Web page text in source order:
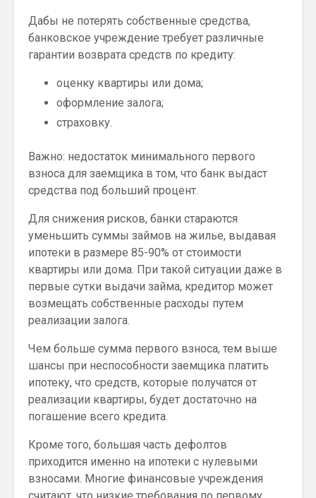
Дабы не потерять собственные средства,
банковское учреждение требует различные
гарантии возврата средств по кредиту:
оценку квартиры или дома;
оформление залога;
страховку.
Важно: недостаток минимального первого
взноса для заемщика в том, что банк выдаст
средства под больший процент.
Для снижения рисков, банки стараются
уменьшить суммы займов на жилье, выдавая
ипотеки в размере 85-90% от стоимости
квартиры или дома. При такой ситуации даже в
первые сутки выдачи займа, кредитор может
возмещать собственные расходы путем
реализации залога.
Чем больше сумма первого взноса, тем выше
шансы при неспособности заемщика платить
ипотеку, что средств, которые получатся от
реализации квартиры, будет достаточно на
погашение всего кредита.
Кроме того, большая часть дефолтов
приходится именно на ипотеки с нулевыми
взносами. Многие финансовые учреждения